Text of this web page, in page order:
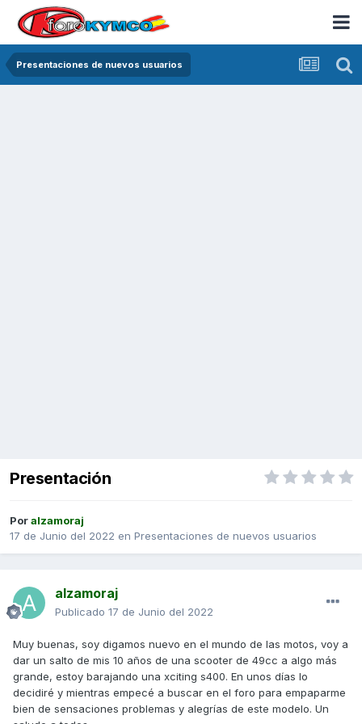
Presentaciones de nuevos usuarios
Presentación
Poralzamoraj
17 de Junio del 2022 en Presentaciones de nuevos usuarios
alzamoraj
Publicado 17 de Junio del 2022
Muy buenas, soy digamos nuevo en el mundo de las motos, voy a
dar un salto de mis 10 años de una scooter de 49cc a algo más
grande, estoy barajando una xciting s400. En unos días lo
decidiré y mientras empecé a buscar en el foro para empaparme
bien de sensaciones problemas y alegrías de este modelo. Un